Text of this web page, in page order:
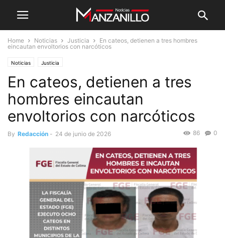
Home Noticias Justicia
En cateos, detienen a tres hombres
eincautan envoltorios con narcóticos
Noticias Justicia
En cateos, detienen a tres
hombres eincautan
envoltorios con narcóticos
By Redacción - 24 de junio de 2026 0
86